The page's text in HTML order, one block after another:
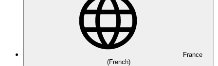
France
(French)